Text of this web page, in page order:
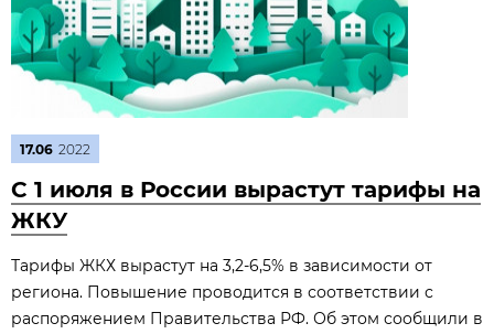
17.06 2022
С 1 июля в России вырастут тарифы на
ЖКУ
Тарифы ЖКХ вырастут на 3,2-6,5% в зависимости от
региона. Повышение проводится в соответствии с
распоряжением Правительства РФ. Об этом сообщили в